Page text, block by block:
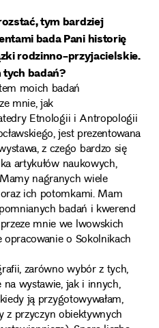
tym bardziej
bada Pani historię
rodzinno-przyjacielskie.
badań?
moich badań
mnie, jak
Etnologii i Antropologii
jest prezentowana
z czego bardzo się
artykułów naukowych,
nagranych wiele
ich potomkami. Mam
badań i kwerend
mnie we lwowskich
o Sokolnikach
zarówno wybór z tych,
na wystawie, jak i innych,
ją przygotowywałam,
z przyczyn obiektywnych